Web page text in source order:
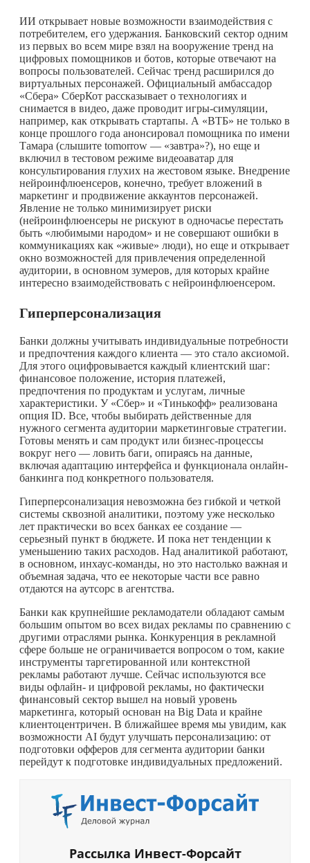
ИИ открывает новые возможности взаимодействия с
потребителем, его удержания. Банковский сектор одним
из первых во всем мире взял на вооружение тренд на
цифровых помощников и ботов, которые отвечают на
вопросы пользователей. Сейчас тренд расширился до
виртуальных персонажей. Официальный амбассадор
«Сбера» СберКот рассказывает о технологиях и
снимается в видео, даже проводит игры-симуляции,
например, как открывать стартапы. А «ВТБ» не только в
конце прошлого года анонсировал помощника по имени
Тамара (слышите tomorrow — «завтра»?), но еще и
включил в тестовом режиме видеоаватар для
консультирования глухих на жестовом языке. Внедрение
нейроинфлюенсеров, конечно, требует вложений в
маркетинг и продвижение аккаунтов персонажей.
Явление не только минимизирует риски
(нейроинфлюенсеры не рискуют в одночасье перестать
быть «любимыми народом» и не совершают ошибки в
коммуникациях как «живые» люди), но еще и открывает
окно возможностей для привлечения определенной
аудитории, в основном зумеров, для которых крайне
интересно взаимодействовать с нейроинфлюенсером.
Гиперперсонализация
Банки должны учитывать индивидуальные потребности
и предпочтения каждого клиента — это стало аксиомой.
Для этого оцифровывается каждый клиентский шаг:
финансовое положение, история платежей,
предпочтения по продуктам и услугам, личные
характеристики. У «Сбер» и «Тинькофф» реализована
опция ID. Все, чтобы выбирать действенные для
нужного сегмента аудитории маркетинговые стратегии.
Готовы менять и сам продукт или бизнес-процессы
вокруг него — ловить баги, опираясь на данные,
включая адаптацию интерфейса и функционала онлайн-
банкинга под конкретного пользователя.
Гиперперсонализация невозможна без гибкой и четкой
системы сквозной аналитики, поэтому уже несколько
лет практически во всех банках ее создание —
серьезный пункт в бюджете. И пока нет тенденции к
уменьшению таких расходов. Над аналитикой работают,
в основном, инхаус-команды, но это настолько важная и
объемная задача, что ее некоторые части все равно
отдаются на аутсорс в агентства.
Банки как крупнейшие рекламодатели обладают самым
большим опытом во всех видах рекламы по сравнению с
другими отраслями рынка. Конкуренция в рекламной
сфере больше не ограничивается вопросом о том, какие
инструменты таргетированной или контекстной
рекламы работают лучше. Сейчас используются все
виды офлайн- и цифровой рекламы, но фактически
финансовый сектор вышел на новый уровень
маркетинга, который основан на Big Data и крайне
клиентоцентричен. В ближайшее время мы увидим, как
возможности AI будут улучшать персонализацию: от
подготовки офферов для сегмента аудитории банки
перейдут к подготовке индивидуальных предложений.
Рассылка Инвест-Форсайт